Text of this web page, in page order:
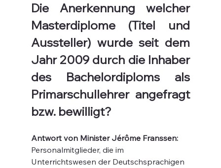
Die Anerkennung welcher
Masterdiplome (Titel und
Aussteller) wurde seit dem
Jahr 2009 durch die Inhaber
des Bachelordiploms als
Primarschullehrer angefragt
bzw. bewilligt?
Antwort von Minister Jérôme Franssen:
Personalmitglieder, die im
Unterrichtswesen der Deutschsprachigen